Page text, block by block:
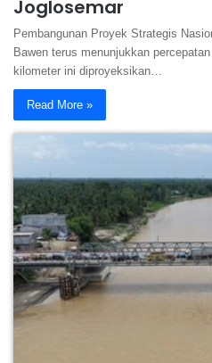
Joglosemar
Pembangunan Proyek Strategis
Bawen terus menunjukkan
kilometer ini diproyeksikan…
Read More »